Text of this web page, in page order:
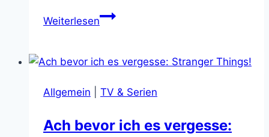
WeiterlesenKarneval
Juli
Rollenspiel
täglichen
Allgemein TV & Serien
Ach bevor ich es vergesse: